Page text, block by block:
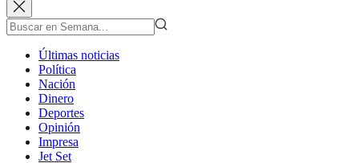
Últimas noticias
Política
Nación
Dinero
Deportes
Opinión
Impresa
Jet Set